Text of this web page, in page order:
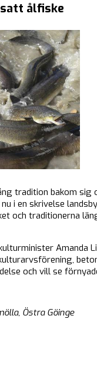
ålfiske
tradition bakom
i en skrivelse
och traditionerna
Amanda
och vill se
Östra Göinge